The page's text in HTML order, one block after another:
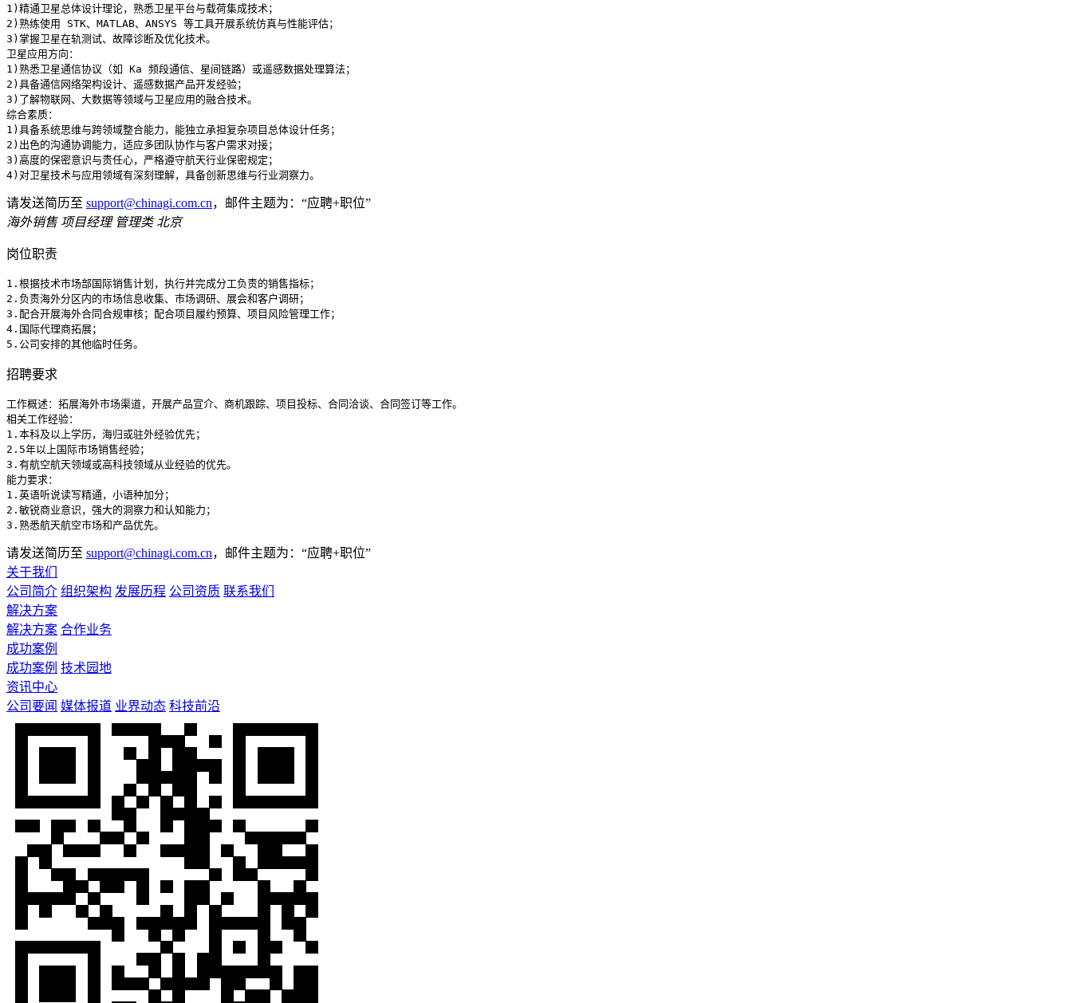
1)精通卫星总体设计理论，熟悉卫星平台与载荷集成技术；
2)熟练使用 STK、MATLAB、ANSYS 等工具开展系统仿真与性能评估；
3)掌握卫星在轨测试、故障诊断及优化技术。
卫星应用方向：
1)熟悉卫星通信协议（如 Ka 频段通信、星间链路）或遥感数据处理算法；
2)具备通信网络架构设计、遥感数据产品开发经验；
3)了解物联网、大数据等领域与卫星应用的融合技术。
综合素质：
1)具备系统思维与跨领域整合能力，能独立承担复杂项目总体设计任务；
2)出色的沟通协调能力，适应多团队协作与客户需求对接；
3)高度的保密意识与责任心，严格遵守航天行业保密规定；
请发送简历至 support@chinagi.com.cn，邮件主题为：“应聘+职位”
海外销售 项目经理 管理类‌ 北京
岗位职责
1.根据技术市场部国际销售计划，执行并完成分工负责的销售指标；
2.负责海外分区内的市场信息收集、市场调研、展会和客户调研；
3.配合开展海外合同合规审核；配合项目履约预算、项目风险管理工作；
4.国际代理商拓展；
5.公司安排的其他临时任务。
招聘要求
工作概述：拓展海外市场渠道，开展产品宣介、商机跟踪、项目投标、合同洽谈、合同签订等工作。
相关工作经验：
1.本科及以上学历，海归或驻外经验优先；
2.5年以上国际市场销售经验；
3.有航空航天领域或高科技领域从业经验的优先。
能力要求：
1.英语听说读写精通，小语种加分；
2.敏锐商业意识，强大的洞察力和认知能力；
3.熟悉航天航空市场和产品优先。
请发送简历至 support@chinagi.com.cn，邮件主题为：“应聘+职位”
关于我们
公司简介 组织架构 发展历程 公司资质 联系我们
解决方案
解决方案 合作业务
成功案例
成功案例 技术园地
资讯中心
公司要闻 媒体报道 业界动态 科技前沿